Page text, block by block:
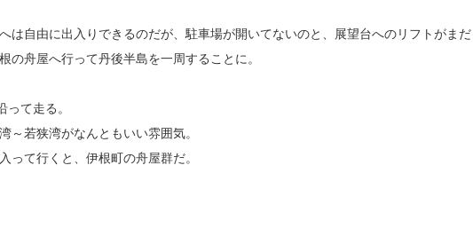
は自由に出入りできるのだが、駐車場が開いてないのと、展望台へのリフトがまだ
の舟屋へ行って丹後半島を一周することに。
て走る。
～若狭湾がなんともいい雰囲気。
って行くと、伊根町の舟屋群だ。